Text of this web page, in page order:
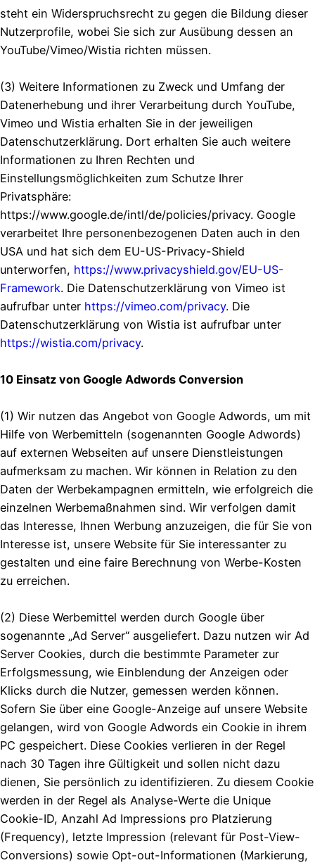
steht ein Widerspruchsrecht zu gegen die Bildung dieser
Nutzerprofile, wobei Sie sich zur Ausübung dessen an
YouTube/Vimeo/Wistia richten müssen.
(3) Weitere Informationen zu Zweck und Umfang der
Datenerhebung und ihrer Verarbeitung durch YouTube,
Vimeo und Wistia erhalten Sie in der jeweiligen
Datenschutzerklärung. Dort erhalten Sie auch weitere
Informationen zu Ihren Rechten und
Einstellungsmöglichkeiten zum Schutze Ihrer
Privatsphäre:
https://www.google.de/intl/de/policies/privacy. Google
verarbeitet Ihre personenbezogenen Daten auch in den
USA und hat sich dem EU-US-Privacy-Shield
unterworfen, https://www.privacyshield.gov/EU-US-
Framework. Die Datenschutzerklärung von Vimeo ist
aufrufbar unter https://vimeo.com/privacy. Die
Datenschutzerklärung von Wistia ist aufrufbar unter
https://wistia.com/privacy.
10 Einsatz von Google Adwords Conversion
(1) Wir nutzen das Angebot von Google Adwords, um mit
Hilfe von Werbemitteln (sogenannten Google Adwords)
auf externen Webseiten auf unsere Dienstleistungen
aufmerksam zu machen. Wir können in Relation zu den
Daten der Werbekampagnen ermitteln, wie erfolgreich die
einzelnen Werbemaßnahmen sind. Wir verfolgen damit
das Interesse, Ihnen Werbung anzuzeigen, die für Sie von
Interesse ist, unsere Website für Sie interessanter zu
gestalten und eine faire Berechnung von Werbe-Kosten
zu erreichen.
(2) Diese Werbemittel werden durch Google über
sogenannte „Ad Server“ ausgeliefert. Dazu nutzen wir Ad
Server Cookies, durch die bestimmte Parameter zur
Erfolgsmessung, wie Einblendung der Anzeigen oder
Klicks durch die Nutzer, gemessen werden können.
Sofern Sie über eine Google-Anzeige auf unsere Website
gelangen, wird von Google Adwords ein Cookie in ihrem
PC gespeichert. Diese Cookies verlieren in der Regel
nach 30 Tagen ihre Gültigkeit und sollen nicht dazu
dienen, Sie persönlich zu identifizieren. Zu diesem Cookie
werden in der Regel als Analyse-Werte die Unique
Cookie-ID, Anzahl Ad Impressions pro Platzierung
(Frequency), letzte Impression (relevant für Post-View-
Conversions) sowie Opt-out-Informationen (Markierung,